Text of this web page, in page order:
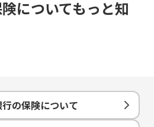
についてもっと知
の保険について